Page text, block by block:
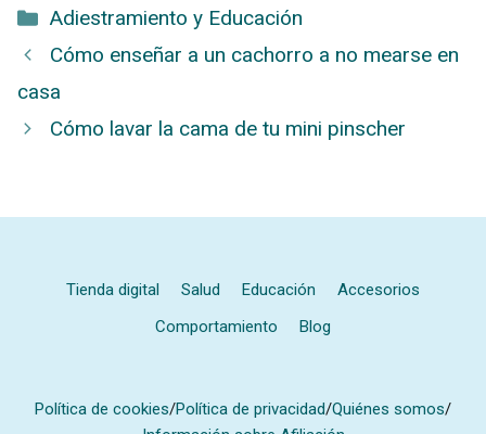
Categorías
Adiestramiento y Educación
Cómo enseñar a un cachorro a no mearse en
casa
Cómo lavar la cama de tu mini pinscher
Tienda digital Salud Educación
Accesorios
Comportamiento
Blog
Política de cookies/Política de privacidad/Quiénes somos/